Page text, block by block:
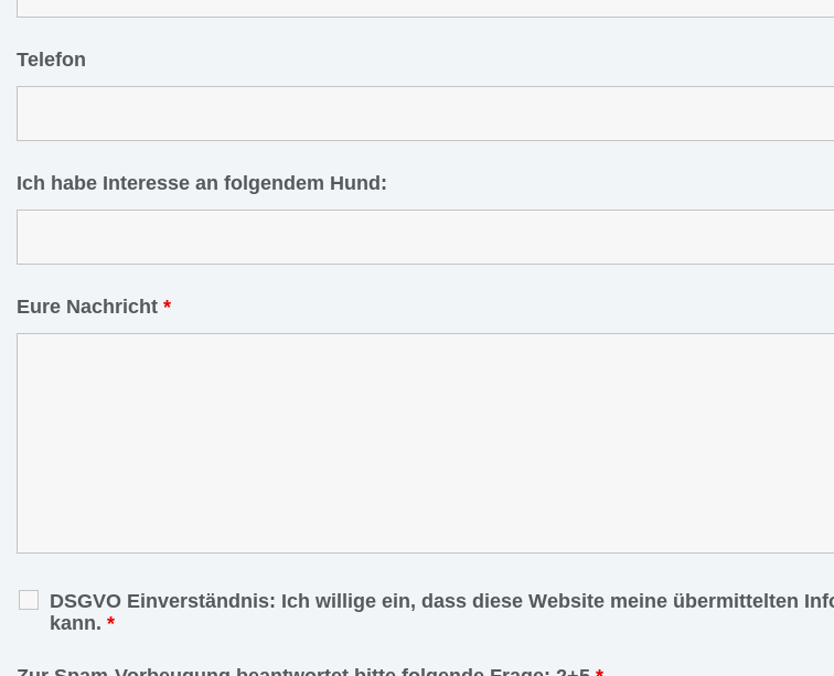
Telefon
Ich habe Interesse an folgendem Hund:
Eure Nachricht *
DSGVO Einverständnis: Ich willige ein, dass diese Website meine übermittelten
kann. *